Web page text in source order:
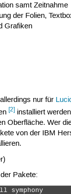
samt Zeitnahme
der Folien,
Grafiken
nur für
[2]installiert werden
Oberfläche. Wer
von der IBM
Pakete:
symphony